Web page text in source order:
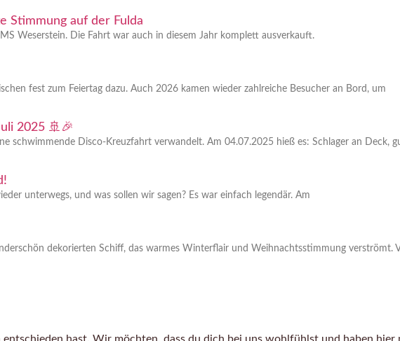
Stimmung auf der Fulda
Weserstein. Die Fahrt war auch in diesem Jahr komplett ausverkauft.
fest zum Feiertag dazu. Auch 2026 kamen wieder zahlreiche Besucher an Bord, um
2025 🚢🎉
schwimmende Disco-Kreuzfahrt verwandelt. Am 04.07.2025 hieß es: Schlager an Deck,
unterwegs, und was sollen wir sagen? Es war einfach legendär. Am
dekorierten Schiff, das warmes Winterflair und Weihnachtsstimmung verströmt.